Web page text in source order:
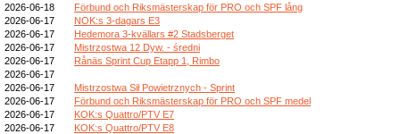
2026-06-18
Förbund och Riksmästerskap för PRO och SPF lång
2026-06-17
NOK:s 3-dagars E3
2026-06-17
Hedemora 3-kvällars #2 Stadsberget
2026-06-17
Mistrzostwa 12 Dyw. - średni
2026-06-17
Rånäs Sprint Cup Etapp 1, Rimbo
2026-06-17
2026-06-17
Mistrzostwa Sił Powietrznych - Sprint
2026-06-17
Förbund och Riksmästerskap för PRO och SPF medel
2026-06-17
KOK:s Quattro/PTV E7
2026-06-17
KOK:s Quattro/PTV E8